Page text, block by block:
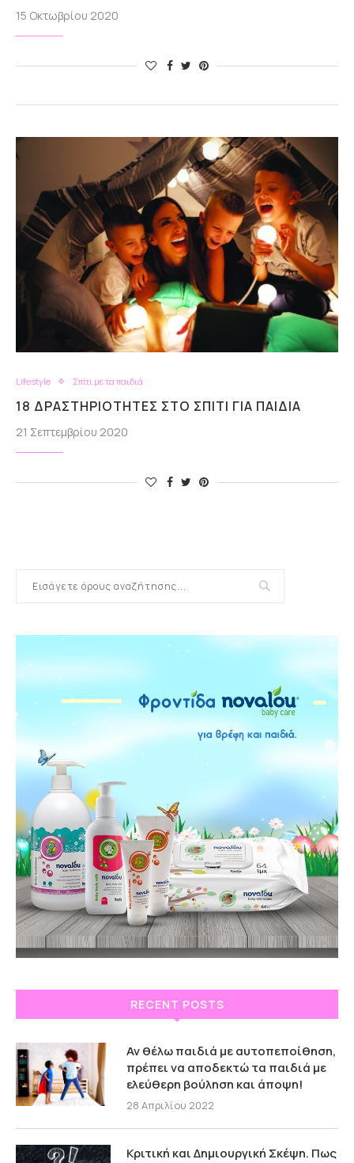
15 Οκτωβρίου 2020
Lifestyle Σπίτι με τα παιδιά
18 ΔΡΑΣΤΗΡΙΌΤΗΤΕΣ ΣΤΟ ΣΠΊΤΙ ΓΙΑ ΠΑΙΔΙΆ
21 Σεπτεμβρίου 2020
RECENT POSTS
Αν θέλω παιδιά με αυτοπεποίθηση,
πρέπει να αποδεκτώ τα παιδιά με
ελεύθερη βούληση και άποψη!
28 Απριλίου 2022
Κριτική και Δημιουργική Σκέψη. Πως